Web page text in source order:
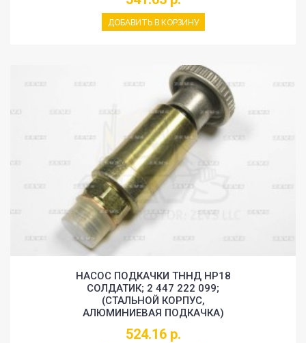
ДОБАВИТЬ В КОРЗИНУ
НАСОС ПОДКАЧКИ ТННД HP18
СОЛДАТИК; 2 447 222 099;
(СТАЛЬНОЙ КОРПУС,
АЛЮМИНИЕВАЯ ПОДКАЧКА)
524.16 р.